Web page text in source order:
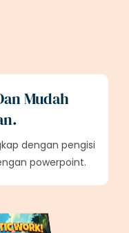
Mudah
dengan pengisi
powerpoint.